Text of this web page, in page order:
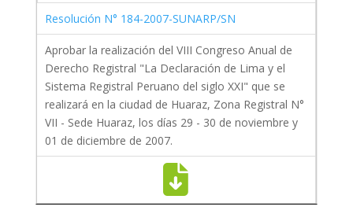
Resolución N° 184-2007-SUNARP/SN
Aprobar la realización del VIII Congreso Anual de
Derecho Registral "La Declaración de Lima y el
Sistema Registral Peruano del siglo XXI" que se
realizará en la ciudad de Huaraz, Zona Registral N°
VII - Sede Huaraz, los días 29 - 30 de noviembre y
01 de diciembre de 2007.